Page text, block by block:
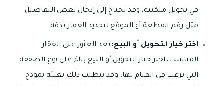
في تحويل ملكيته، وقد تحتاج إلى إدخال بعض التفاصيل
مثل رقم القطعة أو الموقع لتحديد العقار بدقة.
اختر خيار التحويل أو البيع: بعد العثور على العقار
المناسب، اختر خيار التحويل أو البيع بناءً على نوع الصفقة
التي ترغب في القيام بها، وقد يتطلب ذلك تعبئة نموذج